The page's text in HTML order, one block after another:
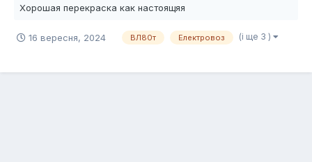
Хорошая перекраска как настоящяя
16 вересня, 2024 ВЛ80т Електровоз (і ще 3 )